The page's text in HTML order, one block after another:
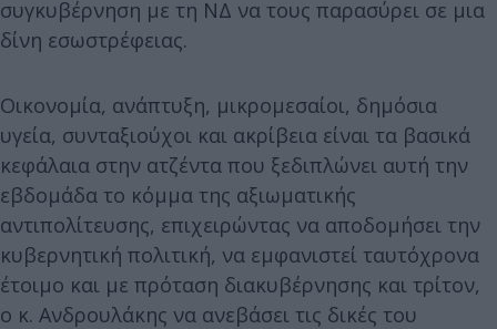
συγκυβέρνηση με τη ΝΔ να τους παρασύρει σε μια
δίνη εσωστρέφειας.
Οικονομία, ανάπτυξη, μικρομεσαίοι, δημόσια
υγεία, συνταξιούχοι και ακρίβεια είναι τα βασικά
κεφάλαια στην ατζέντα που ξεδιπλώνει αυτή την
εβδομάδα το κόμμα της αξιωματικής
αντιπολίτευσης, επιχειρώντας να αποδομήσει την
κυβερνητική πολιτική, να εμφανιστεί ταυτόχρονα
έτοιμο και με πρόταση διακυβέρνησης και τρίτον,
ο κ. Ανδρουλάκης να ανεβάσει τις δικές του